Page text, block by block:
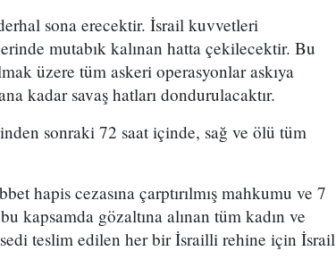
sona erecektir. İsrail kuvvetleri
mutabık kalınan hatta çekilecektir. Bu
üzere tüm askeri operasyonlar askıya
kadar savaş hatları dondurulacaktır.
sonraki 72 saat içinde, sağ ve ölü tüm
hapis cezasına çarptırılmış mahkumu ve 7
kapsamda gözaltına alınan tüm kadın ve
teslim edilen her bir İsrailli rehine için İsrail